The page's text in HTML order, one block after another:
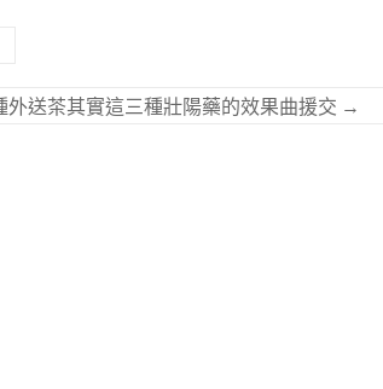
外送茶其實這三種壯陽藥的效果曲援交 →